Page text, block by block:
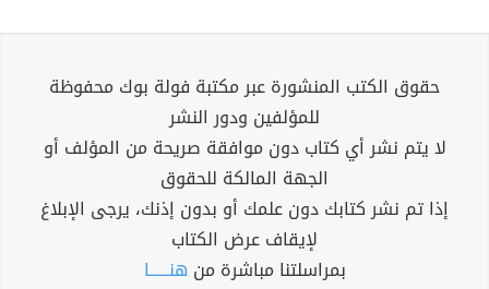
حقوق الكتب المنشورة عبر مكتبة فولة بوك محفوظة
للمؤلفين ودور النشر
لا يتم نشر أي كتاب دون موافقة صريحة من المؤلف أو
الجهة المالكة للحقوق
إذا تم نشر كتابك دون علمك أو بدون إذنك، يرجى الإبلاغ
لإيقاف عرض الكتاب
بمراسلتنا مباشرة من هنــــــا